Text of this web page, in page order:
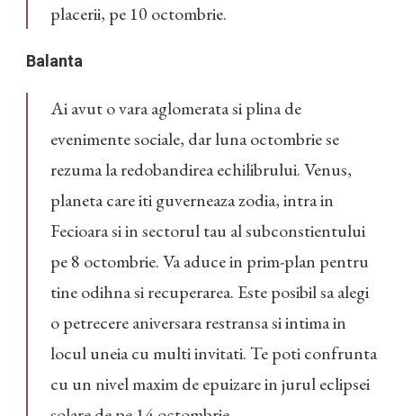
placerii, pe 10 octombrie.
Balanta
Ai avut o vara aglomerata si plina de
evenimente sociale, dar luna octombrie se
rezuma la redobandirea echilibrului. Venus,
planeta care iti guverneaza zodia, intra in
Fecioara si in sectorul tau al subconstientului
pe 8 octombrie. Va aduce in prim-plan pentru
tine odihna si recuperarea. Este posibil sa alegi
o petrecere aniversara restransa si intima in
locul uneia cu multi invitati. Te poti confrunta
cu un nivel maxim de epuizare in jurul eclipsei